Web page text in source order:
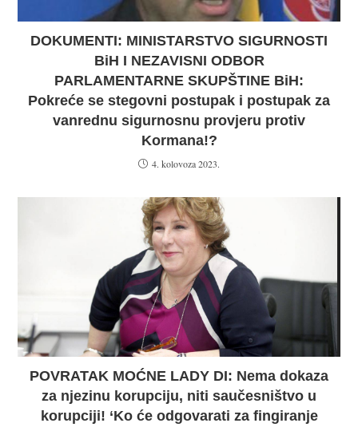
DOKUMENTI: MINISTARSTVO SIGURNOSTI
BiH I NEZAVISNI ODBOR
PARLAMENTARNE SKUPŠTINE BiH:
Pokreće se stegovni postupak i postupak za
vanrednu sigurnosnu provjeru protiv
Kormana!?
4. kolovoza 2023.
POVRATAK MOĆNE LADY DI: Nema dokaza
za njezinu korupciju, niti saučesništvo u
korupciji! ‘Ko će odgovarati za fingiranje